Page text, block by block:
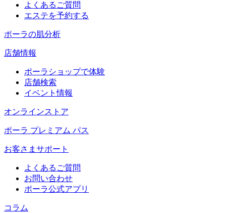
よくあるご質問
エステを予約する
ポーラの肌分析
店舗情報
ポーラショップで体験
店舗検索
イベント情報
オンラインストア
ポーラ プレミアム パス
お客さまサポート
よくあるご質問
お問い合わせ
ポーラ公式アプリ
コラム